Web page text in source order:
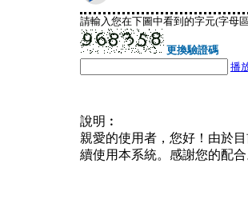
請輸入您在下圖中看到的字元(字母
更換驗證碼
播
說明︰
親愛的使用者，您好！由於
續使用本系統。感謝您的配合